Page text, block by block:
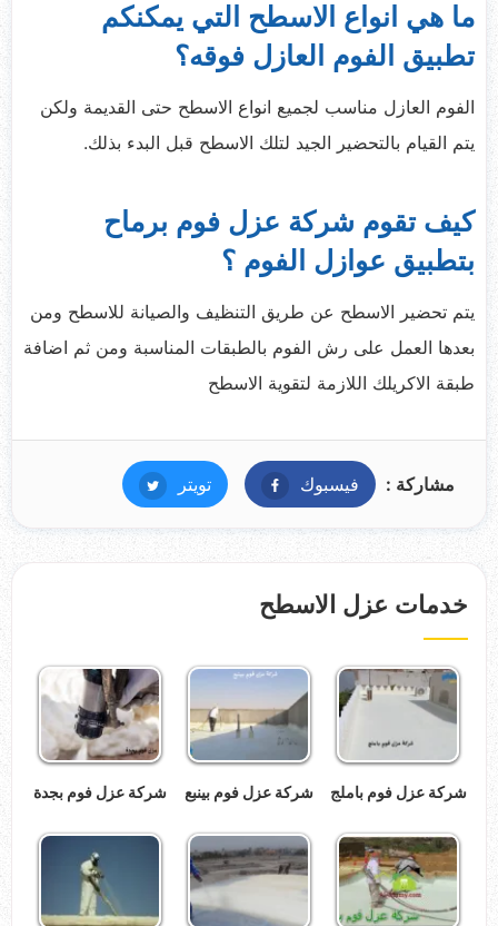
ما هي انواع الاسطح التي يمكنكم
تطبيق الفوم العازل فوقه؟
الفوم العازل مناسب لجميع انواع الاسطح حتى القديمة ولكن
يتم القيام بالتحضير الجيد لتلك الاسطح قبل البدء بذلك.
كيف تقوم شركة عزل فوم برماح
بتطبيق عوازل الفوم ؟
يتم تحضير الاسطح عن طريق التنظيف والصيانة للاسطح ومن
بعدها العمل على رش الفوم بالطبقات المناسبة ومن ثم اضافة
طبقة الاكريلك اللازمة لتقوية الاسطح
مشاركة : فيسبوك فيسبوكتويتر تويتر
خدمات عزل الاسطح
شركة عزل فوم باملج شركة عزل فوم بينبع شركة عزل فوم بجدة